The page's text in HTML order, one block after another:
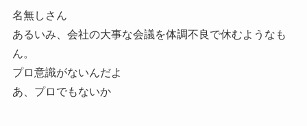
名無しさん
あるいみ、会社の大事な会議を体調不良で休むようなも
ん。
プロ意識がないんだよ
あ、プロでもないか